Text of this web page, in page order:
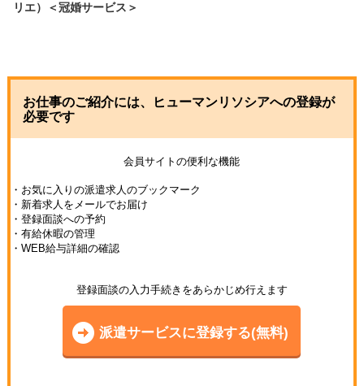
リエ）＜冠婚サービス＞
お仕事のご紹介には、ヒューマンリソシアへの登録が
必要です
会員サイトの便利な機能
・お気に入りの派遣求人のブックマーク
・新着求人をメールでお届け
・登録面談への予約
・有給休暇の管理
・WEB給与詳細の確認
登録面談の入力手続きをあらかじめ行えます
派遣サービスに登録する(無料)